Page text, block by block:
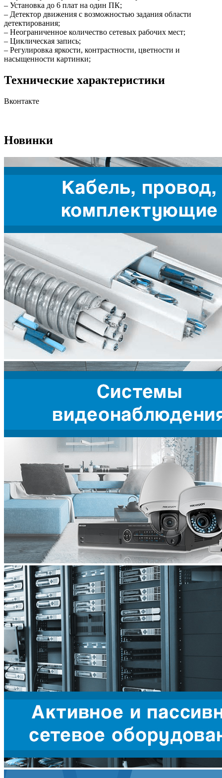
– Установка до 6 плат на один ПК;
– Детектор движения с возможностью задания области
детектирования;
– Неограниченное количество сетевых рабочих мест;
– Циклическая запись;
– Регулировка яркости, контрастности, цветности и
насыщенности картинки;
Технические характеристики
Вконтакте
Новинки